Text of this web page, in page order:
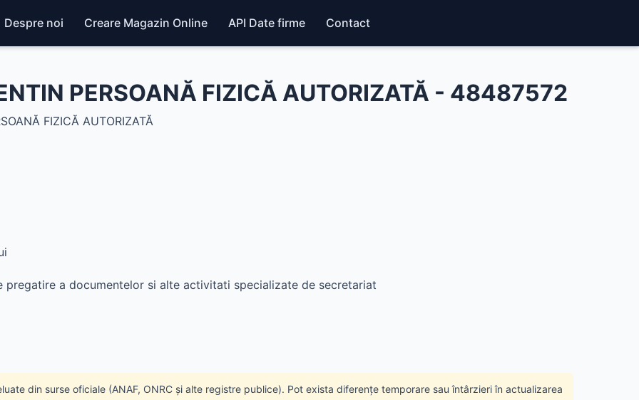
Despre noi Creare Magazin Online API Date firme Contact
PERSOANĂ FIZICĂ AUTORIZATĂ - 48487572
FIZICĂ AUTORIZATĂ
a documentelor si alte activitati specializate de secretariat
din surse oficiale (ANAF, ONRC și alte registre publice). Pot exista diferențe temporare sau întârzieri în actualizarea